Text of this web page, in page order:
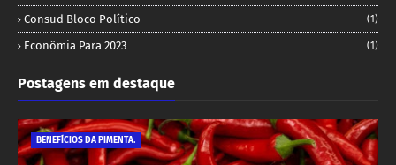
Consud Bloco Político (1)
Econômia Para 2023 (1)
Postagens em destaque
BENEFÍCIOS DA PIMENTA.